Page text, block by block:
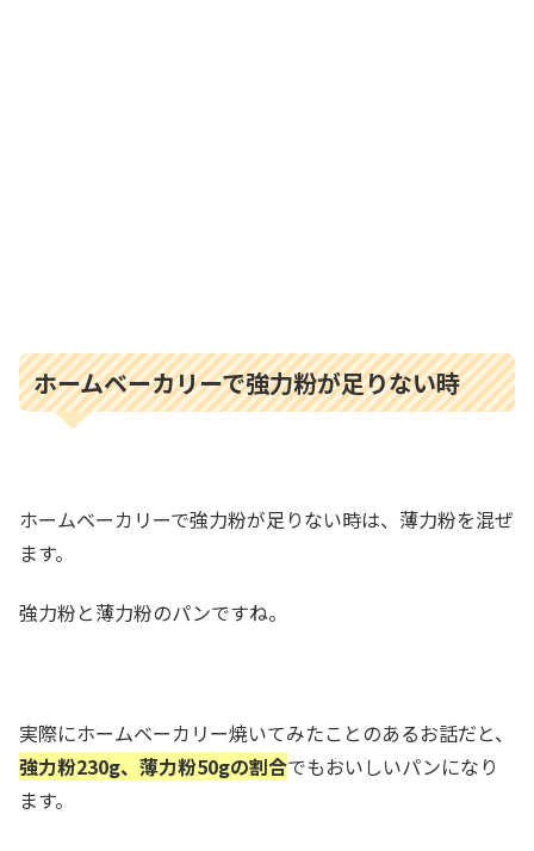
ホームベーカリーで強力粉が足りない時
ホームベーカリーで強力粉が足りない時は、薄力粉を混ぜ
ます。
強力粉と薄力粉のパンですね。
実際にホームベーカリー焼いてみたことのあるお話だと、
強力粉230g、薄力粉50gの割合でもおいしいパンになり
ます。